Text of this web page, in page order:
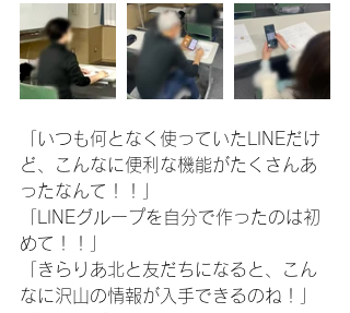
「いつも何となく使っていたLINEだけ
ど、こんなに便利な機能がたくさんあ
ったなんて！！」
「LINEグループを自分で作ったのは初
めて！！」
「きらりあ北と友だちになると、こん
なに沢山の情報が入手できるのね！」